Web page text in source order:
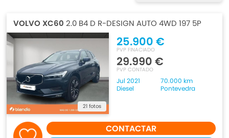
VOLVO XC60 2.0 B4 D R-DESIGN AUTO 4WD 197 5P
21 fotos
25.900 €
PVP FINACIADO
29.990 €
PVP CONTADO
Jul 2021
70.000 km
Diesel
Pontevedra
CONTACTAR